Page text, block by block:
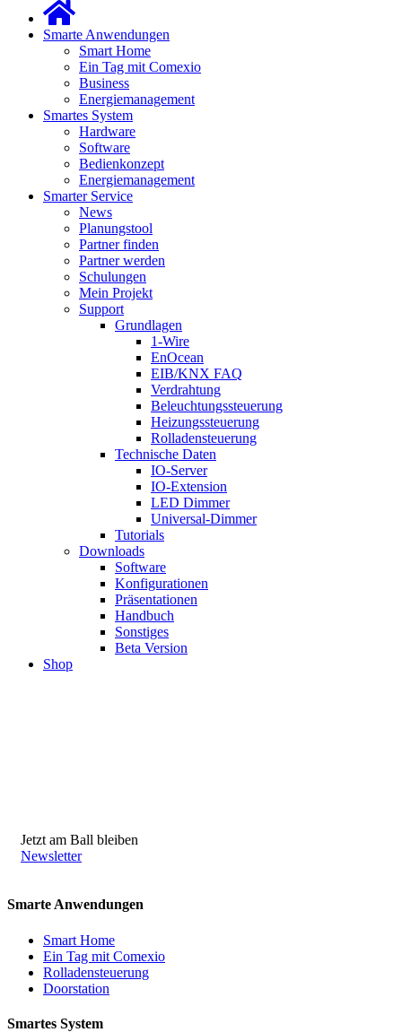
Smarte Anwendungen
Smart Home
Ein Tag mit Comexio
Business
Energiemanagement
Smartes System
Hardware
Software
Bedienkonzept
Energiemanagement
Smarter Service
News
Planungstool
Partner finden
Partner werden
Schulungen
Mein Projekt
Support
Grundlagen
1-Wire
EnOcean
EIB/KNX FAQ
Verdrahtung
Beleuchtungssteuerung
Heizungssteuerung
Rolladensteuerung
Technische Daten
IO-Server
IO-Extension
LED Dimmer
Universal-Dimmer
Tutorials
Downloads
Software
Konfigurationen
Präsentationen
Handbuch
Sonstiges
Beta Version
Shop
Jetzt am Ball bleiben
Newsletter
Smarte Anwendungen
Smart Home
Ein Tag mit Comexio
Rolladensteuerung
Doorstation
Smartes System